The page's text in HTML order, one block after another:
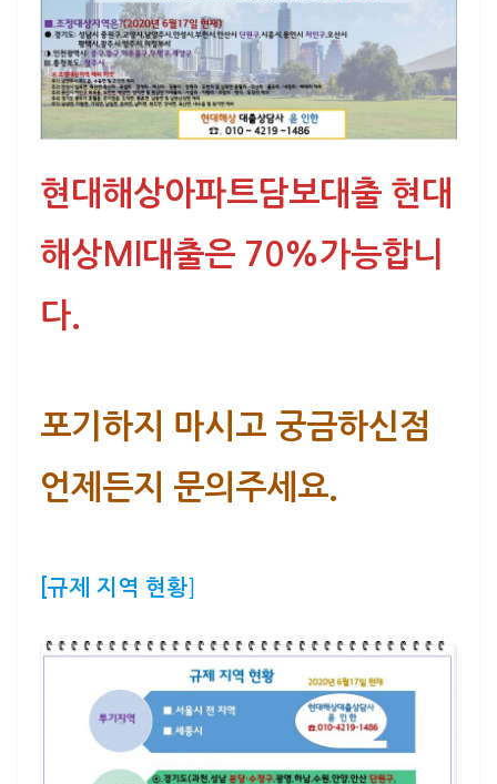
현대해상아파트담보대출 현대
해상MI대출은 70%가능합니
다.
포기하지 마시고 궁금하신점
언제든지 문의주세요.
[규제 지역 현황]